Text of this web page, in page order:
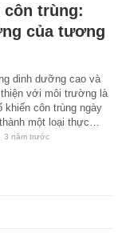
trùng:
của tương
dinh dưỡng cao và
với môi trường là
khiến côn trùng ngày
một loại thực…
3 năm trước